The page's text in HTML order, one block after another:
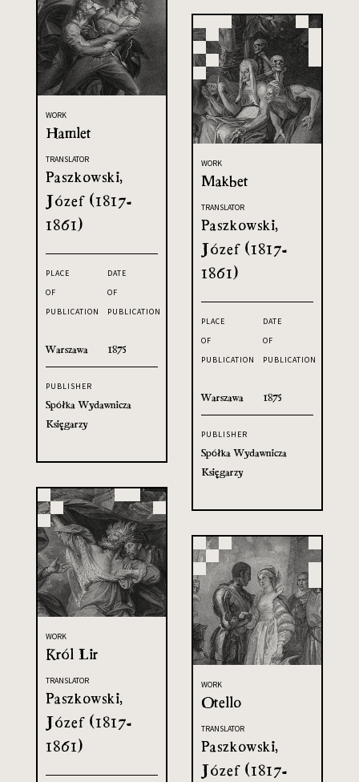
WORK
Hamlet
TRANSLATOR
Paszkowski,
Józef (1817-
1861)
PLACE
OF
PUBLICATION
Warszawa
DATE
OF
PUBLICATION
1875
PUBLISHER
Spółka Wydawnicza
Księgarzy
WORK
Makbet
TRANSLATOR
Paszkowski,
Józef (1817-
1861)
PLACE
OF
PUBLICATION
Warszawa
DATE
OF
PUBLICATION
1875
PUBLISHER
Spółka Wydawnicza
Księgarzy
WORK
Król Lir
TRANSLATOR
Paszkowski,
Józef (1817-
1861)
WORK
Otello
TRANSLATOR
Paszkowski,
Józef (1817-